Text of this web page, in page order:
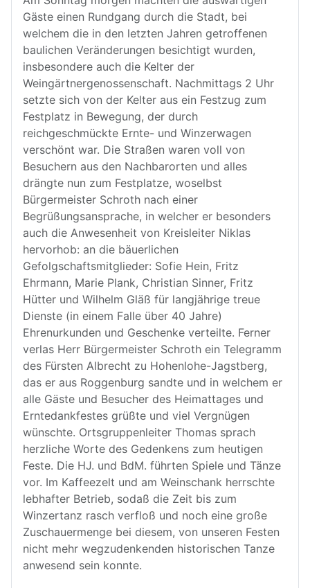
Gäste einen Rundgang durch die Stadt, bei
welchem die in den letzten Jahren getroffenen
baulichen Veränderungen besichtigt wurden,
insbesondere auch die Kelter der
Weingärtnergenossenschaft. Nachmittags 2 Uhr
setzte sich von der Kelter aus ein Festzug zum
Festplatz in Bewegung, der durch
reichgeschmückte Ernte- und Winzerwagen
verschönt war. Die Straßen waren voll von
Besuchern aus den Nachbarorten und alles
drängte nun zum Festplatze, woselbst
Bürgermeister Schroth nach einer
Begrüßungsansprache, in welcher er besonders
auch die Anwesenheit von Kreisleiter Niklas
hervorhob: an die bäuerlichen
Gefolgschaftsmitglieder: Sofie Hein, Fritz
Ehrmann, Marie Plank, Christian Sinner, Fritz
Hütter und Wilhelm Gläß für langjährige treue
Dienste (in einem Falle über 40 Jahre)
Ehrenurkunden und Geschenke verteilte. Ferner
verlas Herr Bürgermeister Schroth ein Telegramm
des Fürsten Albrecht zu Hohenlohe-Jagstberg,
das er aus Roggenburg sandte und in welchem er
alle Gäste und Besucher des Heimattages und
Erntedankfestes grüßte und viel Vergnügen
wünschte. Ortsgruppenleiter Thomas sprach
herzliche Worte des Gedenkens zum heutigen
Feste. Die HJ. und BdM. führten Spiele und Tänze
vor. Im Kaffeezelt und am Weinschank herrschte
lebhafter Betrieb, sodaß die Zeit bis zum
Winzertanz rasch verfloß und noch eine große
Zuschauermenge bei diesem, von unseren Festen
nicht mehr wegzudenkenden historischen Tanze
anwesend sein konnte.